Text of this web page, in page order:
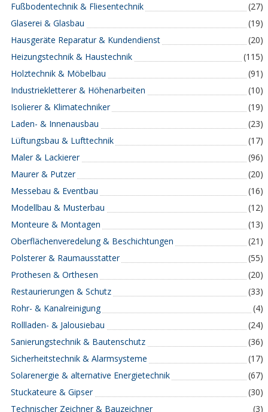
Fußbodentechnik & Fliesentechnik
(27)
Glaserei & Glasbau
(19)
Hausgeräte Reparatur & Kundendienst
(20)
Heizungstechnik & Haustechnik
(115)
Holztechnik & Möbelbau
(91)
Industriekletterer & Höhenarbeiten
(10)
Isolierer & Klimatechniker
(19)
Laden- & Innenausbau
(23)
Lüftungsbau & Lufttechnik
(17)
Maler & Lackierer
(96)
Maurer & Putzer
(20)
Messebau & Eventbau
(16)
Modellbau & Musterbau
(12)
Monteure & Montagen
(13)
Oberflächenveredelung & Beschichtungen
(21)
Polsterer & Raumausstatter
(55)
Prothesen & Orthesen
(20)
Restaurierungen & Schutz
(33)
Rohr- & Kanalreinigung
(4)
Rollladen- & Jalousiebau
(24)
Sanierungstechnik & Bautenschutz
(36)
Sicherheitstechnik & Alarmsysteme
(17)
Solarenergie & alternative Energietechnik
(67)
Stuckateure & Gipser
(30)
Technischer Zeichner & Bauzeichner
(3)